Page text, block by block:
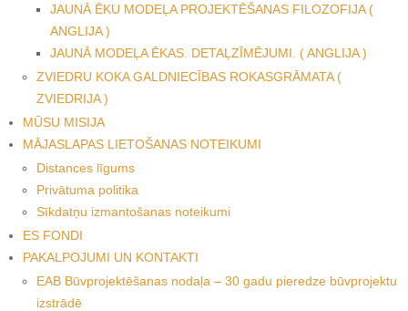
JAUNĀ ĒKU MODEĻA PROJEKTĒŠANAS FILOZOFIJA (
ANGLIJA )
JAUNĀ MODEĻA ĒKAS. DETAĻZĪMĒJUMI. ( ANGLIJA )
ZVIEDRU KOKA GALDNIECĪBAS ROKASGRĀMATA (
ZVIEDRIJA )
MŪSU MISIJA
MĀJASLAPAS LIETOŠANAS NOTEIKUMI
Distances līgums
Privātuma politika
Sīkdatņu izmantošanas noteikumi
ES FONDI
PAKALPOJUMI UN KONTAKTI
EAB Būvprojektēšanas nodaļa – 30 gadu pieredze būvprojektu
izstrādē